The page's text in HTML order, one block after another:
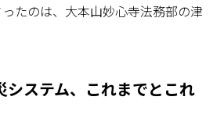
たのは、大本山妙心寺法務部の津
システム、これまでとこれ